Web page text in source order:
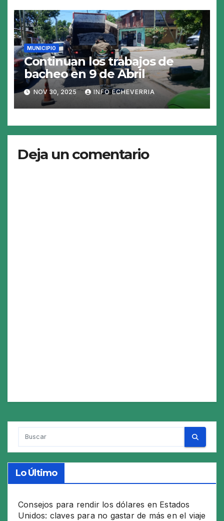
MUNICIPIO
Continuan los trabajos de
bacheo en 9 de Abril
NOV 30, 2025 INFO ECHEVERRIA
Deja un comentario
Lo Último
Consejos para rendir los dólares en Estados
Unidos: claves para no gastar de más en el viaje